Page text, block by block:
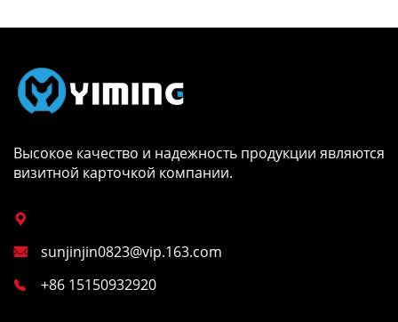
Высокое качество и надежность продукции являются
визитной карточкой компании.

 sunjinjin0823@vip.163.com
 +86 15150932920